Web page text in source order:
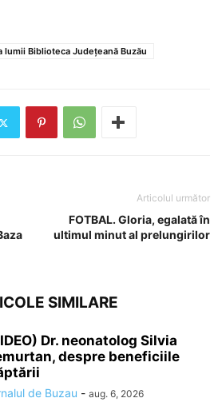
Biblioteca Județeană Buzău
Articolul următor
FOTBAL. Gloria, egalată în
ultimul minut al prelungirilor
SIMILARE
Dr. neonatolog Silvia
despre beneficiile
de Buzau - aug. 6, 2026